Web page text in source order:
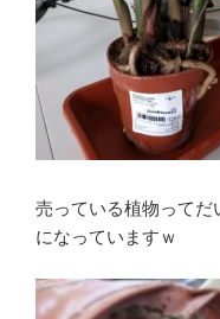
売っている植物ってだ
になっていますｗ